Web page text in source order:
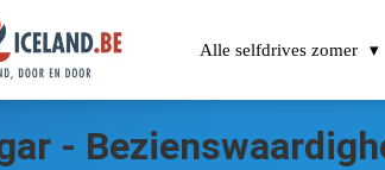
Alle selfdrives zomer
-